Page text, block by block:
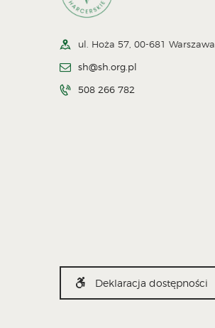
ul. Hoża 57, 00-681 Warszawa
sh@sh.org.pl
508 266 782
Deklaracja dostępności